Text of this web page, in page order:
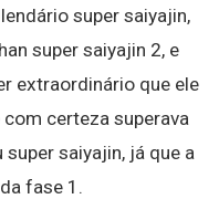
super saiyajin,
super saiyajin 2, e
extraordinário que ele
certeza superava
saiyajin, já que a
fase 1.